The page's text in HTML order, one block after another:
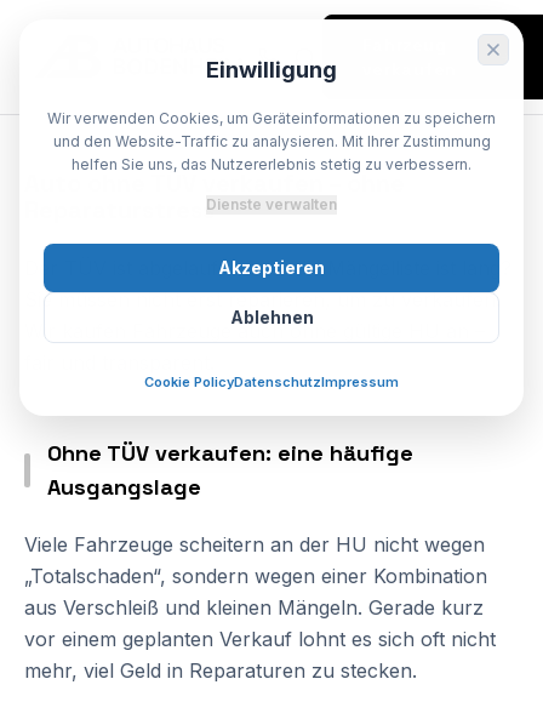
SPEZIALIST BODENHEIM
TÜV
ohne
Reparaturstress
Der TÜV ist abgelaufen oder die Mängelliste ist lang?
Sie müssen nicht erst reparieren, um zu verkaufen.
Wir kaufen Fahrzeuge auch ohne gültige HU an –
Ohne TÜV verkaufen: eine häufige
Ausgangslage
Viele Fahrzeuge scheitern an der HU nicht wegen
„Totalschaden“, sondern wegen einer Kombination
aus Verschleiß und kleinen Mängeln. Gerade kurz
vor einem geplanten Verkauf lohnt es sich oft nicht
mehr, viel Geld in Reparaturen zu stecken.
Einwilligung
Wir verwenden Cookies, um Geräteinformationen zu speichern
und den Website-Traffic zu analysieren. Mit Ihrer Zustimmung
helfen Sie uns, das Nutzererlebnis stetig zu verbessern.
Dienste verwalten
Akzeptieren
Ablehnen
Cookie PolicyDatenschutzImpressum